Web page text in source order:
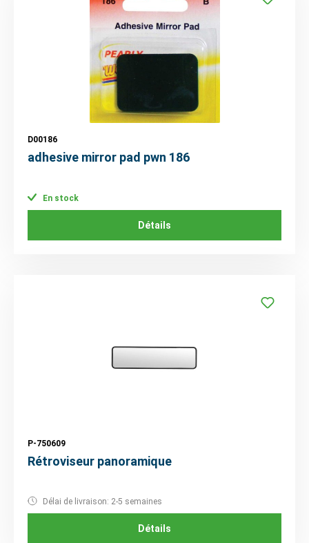
D00186
adhesive mirror pad pwn 186
En stock
Détails
P-750609
Rétroviseur panoramique
Délai de livraison: 2-5 semaines
Détails